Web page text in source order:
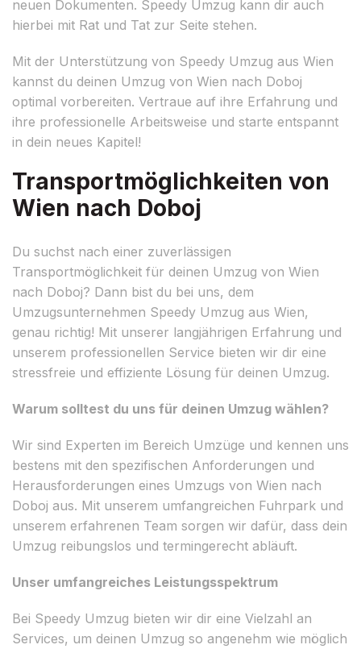
neuen Dokumenten. Speedy Umzug kann dir auch
hierbei mit Rat und Tat zur Seite stehen.
Mit der Unterstützung von Speedy Umzug aus Wien
kannst du deinen Umzug von Wien nach Doboj
optimal vorbereiten. Vertraue auf ihre Erfahrung und
ihre professionelle Arbeitsweise und starte entspannt
in dein neues Kapitel!
Transportmöglichkeiten von
Wien nach Doboj
Du suchst nach einer zuverlässigen
Transportmöglichkeit für deinen Umzug von Wien
nach Doboj? Dann bist du bei uns, dem
Umzugsunternehmen Speedy Umzug aus Wien,
genau richtig! Mit unserer langjährigen Erfahrung und
unserem professionellen Service bieten wir dir eine
stressfreie und effiziente Lösung für deinen Umzug.
Warum solltest du uns für deinen Umzug wählen?
Wir sind Experten im Bereich Umzüge und kennen uns
bestens mit den spezifischen Anforderungen und
Herausforderungen eines Umzugs von Wien nach
Doboj aus. Mit unserem umfangreichen Fuhrpark und
unserem erfahrenen Team sorgen wir dafür, dass dein
Umzug reibungslos und termingerecht abläuft.
Unser umfangreiches Leistungsspektrum
Bei Speedy Umzug bieten wir dir eine Vielzahl an
Services, um deinen Umzug so angenehm wie möglich